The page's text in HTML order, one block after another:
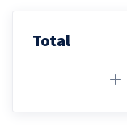
Total